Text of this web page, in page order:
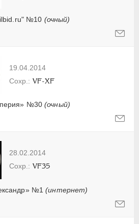
№10 (очный)
19.04.2014
№30(очный)
VF-XF
28.02.2014
№1(интернет)
VF35